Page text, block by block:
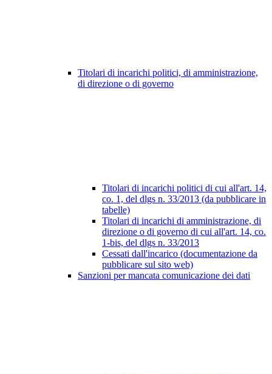
Titolari di incarichi politici, di amministrazione,
di direzione o di governo
Titolari di incarichi politici di cui all'art. 14,
co. 1, del dlgs n. 33/2013 (da pubblicare in
tabelle)
Titolari di incarichi di amministrazione, di
direzione o di governo di cui all'art. 14, co.
1-bis, del dlgs n. 33/2013
Cessati dall'incarico (documentazione da
pubblicare sul sito web)
Sanzioni per mancata comunicazione dei dati